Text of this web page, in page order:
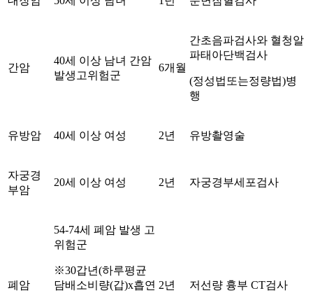
간암
40세 이상 남녀 간암
발생고위험군
6개월
간초음파검사와 혈청알
파태아단백검사
(정성법또는정량법)병
행
유방암 40세 이상 여성 2년 유방촬영술
자궁경
부암
20세 이상 여성 2년 자궁경부세포검사
폐암
54-74세 폐암 발생 고
위험군
※30갑년(하루평균
담배소비량(갑)x흡연 2년 저선량 흉부 CT검사